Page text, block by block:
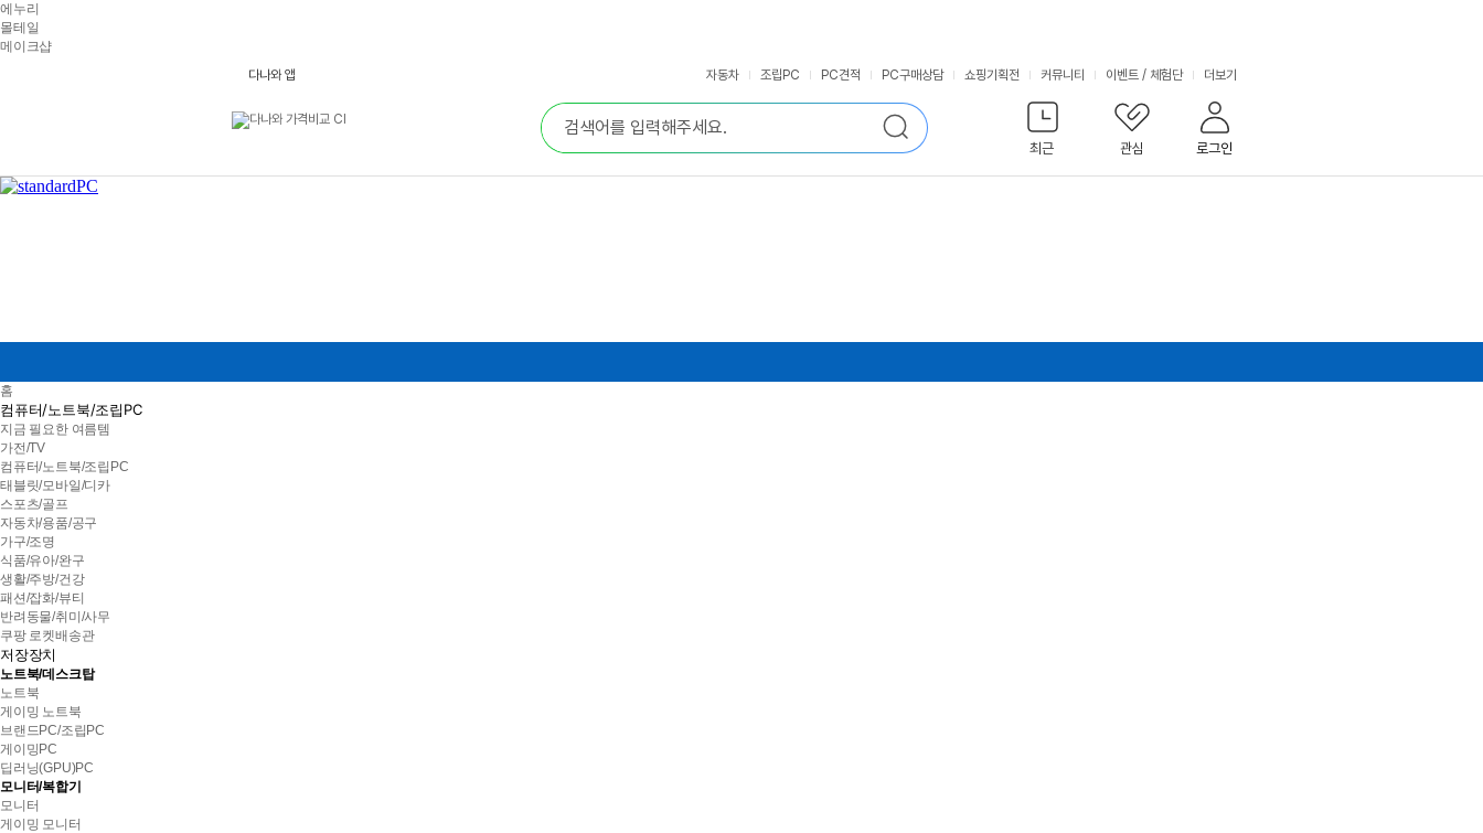
에누리
몰테일
메이크샵
어
0
:
다
나
와
가
격
비
교
합
검
색
검
색
최근
관심 로그인
다나와 앱 자동차 조립PC PC견적 PC구매상담 쇼핑기획전 커뮤니티 이벤트 / 체험단 서
비
스
더보기
홈
컴퓨터/노트북/조립PC
지금 필요한 여름템
가전/TV
컴퓨터/노트북/조립PC
태블릿/모바일/디카
스포츠/골프
자동차/용품/공구
가구/조명
식품/유아/완구
생활/주방/건강
패션/잡화/뷰티
반려동물/취미/사무
쿠팡 로켓배송관
저장장치
노트북/데스크탑
노트북
게이밍 노트북
브랜드PC/조립PC
게이밍PC
딥러닝(GPU)PC
모니터/복합기
모니터
게이밍 모니터